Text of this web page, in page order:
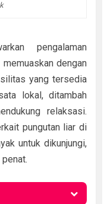
pengalaman
dengan
yang tersedia
lokal, ditambah
relaksasi.
pungutan liar di
untuk dikunjungi,